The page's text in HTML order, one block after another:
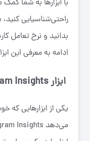
با ابزار‌ها به شما
راحتی‌شناسیایی
بدانید و نرخ تعامل
ادامه به معرفی این
ابزار Instagram Insights
یکی از ابزار‌هایی که